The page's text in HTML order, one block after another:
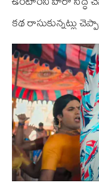
కథ రాసుకున్నట్లు